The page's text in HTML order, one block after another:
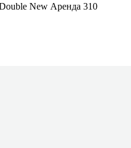
New Аренда 310